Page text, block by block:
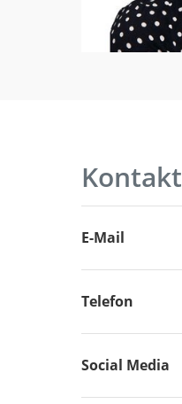
Kontakt
E-Mail
Telefon
Social Media